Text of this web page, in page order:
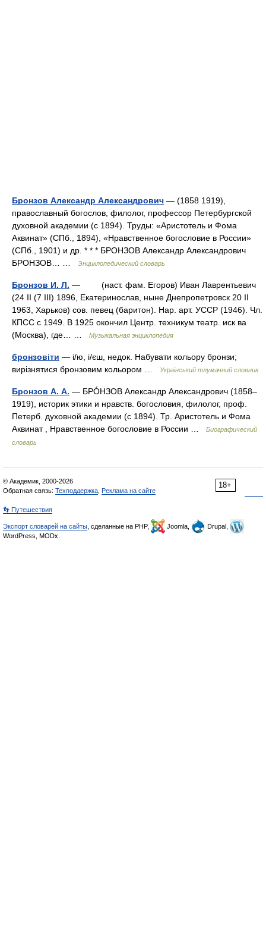
Бронзов Александр Александрович — (1858 1919),
православный богослов, филолог, профессор Петербургской
духовной академии (с 1894). Труды: «Аристотель и Фома
Аквинат» (СПб., 1894), «Нравственное богословие в России»
(СПб., 1901) и др. * * * БРОНЗОВ Александр Александрович
БРОНЗОВ… …
Энциклопедический словарь
Бронзов И. Л. — (наст. фам. Егоров) Иван Лаврентьевич
(24 II (7 III) 1896, Екатеринослав, ныне Днепропетровск 20 II
1963, Харьков) сов. певец (баритон). Нар. арт. УССР (1946). Чл.
КПСС с 1949. В 1925 окончил Центр. техникум театр. иск ва
(Москва), где… …
Музыкальная энциклопедия
бронзовіти — і/ю, і/єш, недок. Набувати кольору бронзи;
вирізнятися бронзовим кольором …
Український тлумачний словник
Бронзов А. А. — БРÓНЗОВ Александр Александрович (1858–
1919), историк этики и нравств. богословия, филолог, проф.
Петерб. духовной академии (с 1894). Тр. Аристотель и Фома
Аквинат , Нравственное богословие в России …
Биографический
словарь
18+
© Академик, 2000-2026
Обратная связь: Техподдержка Реклама на сайте
👣 Путешествия
Экспорт словарей на сайты , сделанные на PHP, Joomla,
Drupal,
WordPress, MODx.